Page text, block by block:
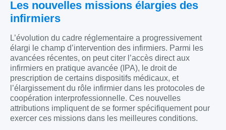
Les nouvelles missions élargies des
infirmiers
L’évolution du cadre réglementaire a progressivement
élargi le champ d’intervention des infirmiers. Parmi les
avancées récentes, on peut citer l’accès direct aux
infirmiers en pratique avancée (IPA), le droit de
prescription de certains dispositifs médicaux, et
l’élargissement du rôle infirmier dans les protocoles de
coopération interprofessionnelle. Ces nouvelles
attributions impliquent de se former spécifiquement pour
exercer ces missions dans les meilleures conditions.